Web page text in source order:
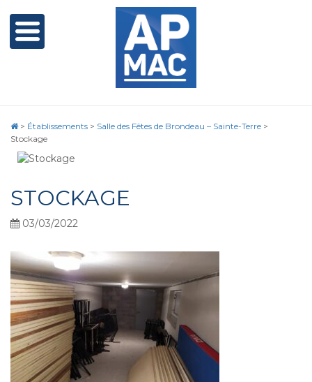
> Établissements > Salle des Fêtes de Brondeau – Sainte-Terre >
Stockage
STOCKAGE
03/03/2022